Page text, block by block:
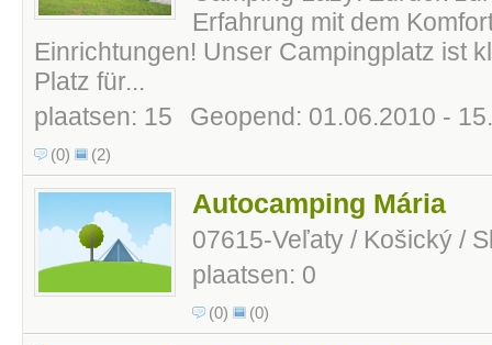
Erfahrung mit dem
Einrichtungen! Unser Campingplatz ist
Platz für...
plaatsen: 15
Geopend: 01.06.2010 -
(0) (2)
Autocamping Mária
07615-Veľaty / Košický /
plaatsen: 0
(0) (0)